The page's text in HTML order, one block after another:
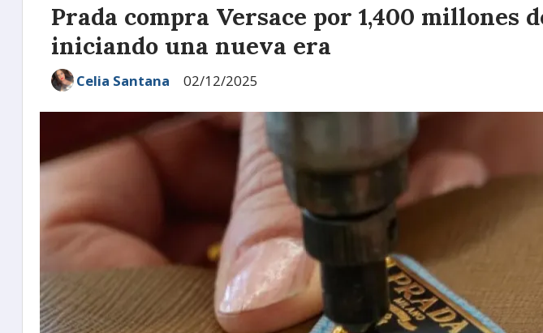
Prada compra Versace por 1,400 millones
iniciando una nueva era
02/12/2025
Celia Santana